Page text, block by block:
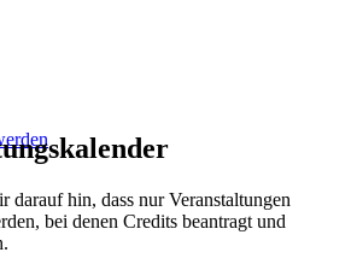
darauf hin, dass nur Veranstaltungen
bei denen Credits beantragt und